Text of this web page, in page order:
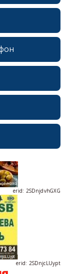
erid: 2SDnjdPjgYS
erid: 2SDnjdvhGXG